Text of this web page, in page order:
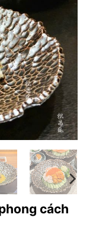
cách